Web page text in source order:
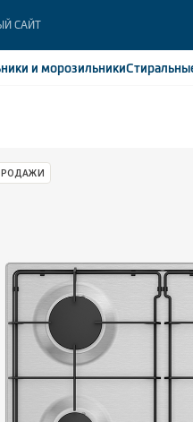
САЙТ
и морозильники
машины